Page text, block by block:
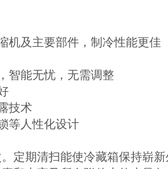
机及主要部件，制冷性能更佳
智能无忧，无需调整
技术
等人性化设计
定期清扫能使冷藏箱保持崭新